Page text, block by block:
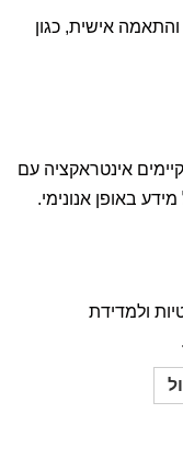
אישית, כגון
אינטראקציה עם
באופן אנונימי.
ולמדידת